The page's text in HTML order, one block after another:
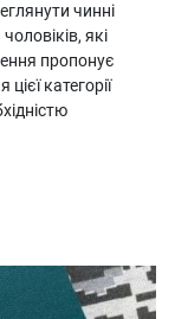
чинні
які
пропонує
категорії